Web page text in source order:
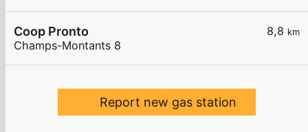
8,8 km
Coop Pronto
Champs-Montants 8
Report new gas station